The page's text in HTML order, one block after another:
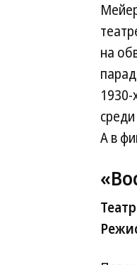
на
А в